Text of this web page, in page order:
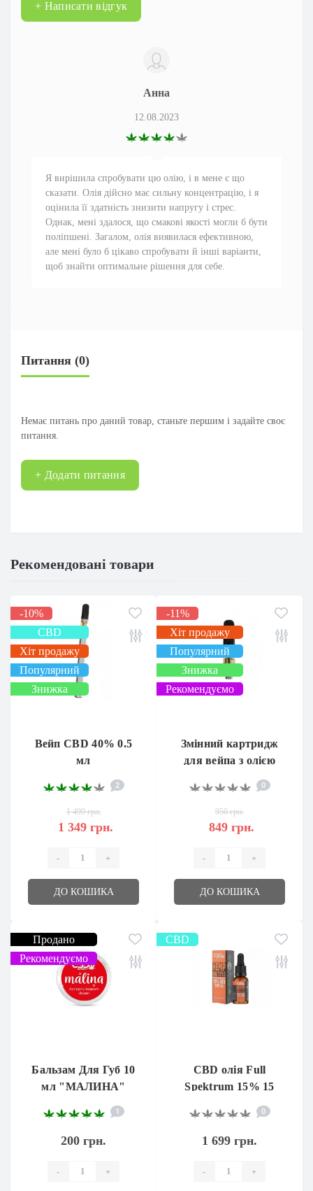
+ Написати відгук
Анна
12.08.2023
Я вирішила спробувати цю олію, і в мене є що
сказати. Олія дійсно має сильну концентрацію, і я
оцінила її здатність знизити напругу і стрес.
Однак, мені здалося, що смакові якості могли б бути
поліпшені. Загалом, олія виявилася ефективною,
але мені було б цікаво спробувати й інші варіанти,
щоб знайти оптимальне рішення для себе.
Питання (0)
Немає питань про даний товар, станьте першим і задайте своє
питання.
+ Додати питання
Рекомендовані товари
-10%
CBD
Хіт продажу
Популярний
Знижка
Вейп CBD 40% 0.5
мл
2
1 499 грн.
1 349 грн.
- +
ДО КОШИКА
-11%
Хіт продажу
Популярний
Знижка
Рекомендуємо
Змінний картридж
для вейпа з олією
CBD 40% 0,5 мл.
0
950 грн.
849 грн.
- +
ДО КОШИКА
Продано
Рекомендуємо
Бальзам Для Губ 10
мл "МАЛИНА"
1
200 грн.
- +
CBD
CBD олія Full
Spektrum 15% 15
0
1 699 грн.
- +